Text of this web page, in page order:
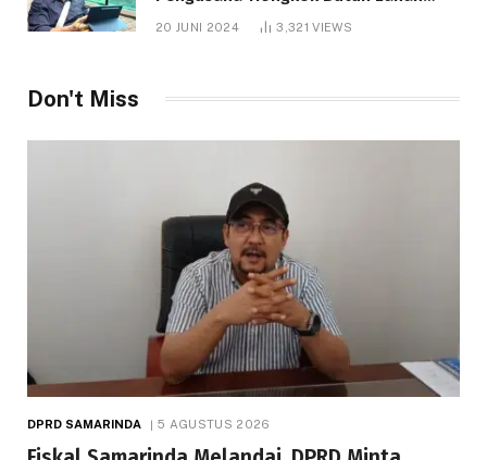
20 JUNI 2024 3,321VIEWS
Don't Miss
DPRD SAMARINDA 5 AGUSTUS 2026